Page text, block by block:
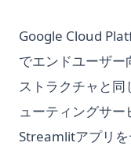
Google Cloud
でエンドユーザー
ストラクチャと
ューティングサー
Streamlitアプリ